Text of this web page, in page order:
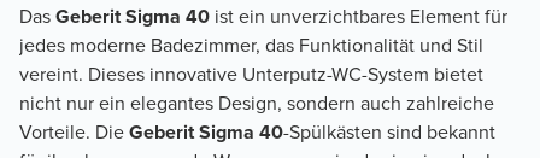
DasGeberit Sigma 40 ist ein unverzichtbares Element für
jedes moderne Badezimmer, das Funktionalität und Stil
vereint. Dieses innovative Unterputz-WC-System bietet
nicht nur ein elegantes Design, sondern auch zahlreiche
Vorteile. DieGeberit Sigma 40-Spülkästen sind bekannt